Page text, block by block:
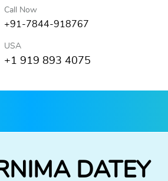
Call Now
+91-7844-918767
USA
+1 919 893 4075
DATEY